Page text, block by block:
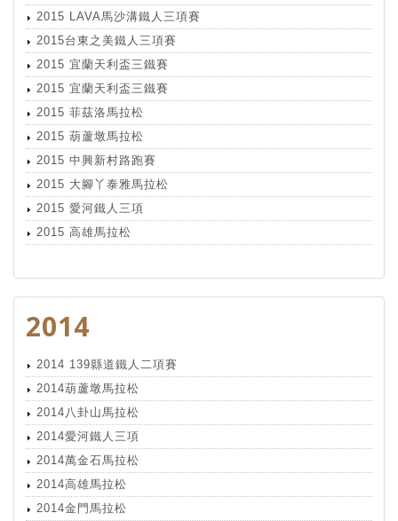
2015 LAVA馬沙溝鐵人三項賽
2015台東之美鐵人三項賽
2015 宜蘭天利盃三鐵賽
2015 宜蘭天利盃三鐵賽
2015 菲茲洛馬拉松
2015 葫蘆墩馬拉松
2015 中興新村路跑賽
2015 大腳丫泰雅馬拉松
2015 愛河鐵人三項
2015 高雄馬拉松
2014
2014 139縣道鐵人二項賽
2014葫蘆墩馬拉松
2014八卦山馬拉松
2014愛河鐵人三項
2014萬金石馬拉松
2014高雄馬拉松
2014金門馬拉松